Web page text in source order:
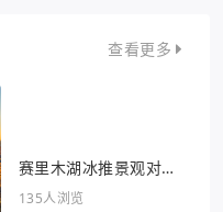
查看更多
赛里木湖冰推景观对我
眼睛很好
135人浏览